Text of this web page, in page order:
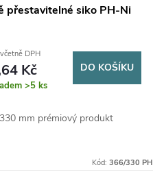
přestavitelné siko PH-Ni
DPH
Kč
>5 ks
DO KOŠÍKU
mm prémiový produkt
Kód: 366/330 PH